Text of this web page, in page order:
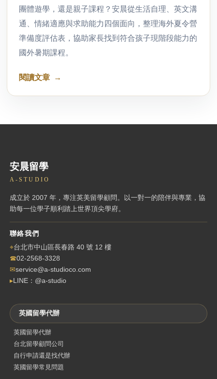
團體遊學，還是親子課程？安晨從生活自理、英文溝
通、情緒適應與求助能力四個面向，整理海外夏令營
準備度評估表，協助家長找到符合孩子現階段能力的
國外暑期課程。
閱讀文章
安晨留學
A-STUDIO
成立於 2007 年，專注英美留學顧問。以一對一的陪伴與專業，協
助每一位學子順利踏上世界頂尖學府。
聯絡我們
⌖台北市中山區長春路 40 號 12 樓
☎02-2568-3328
✉service@a-studioco.com
▸LINE：@a-studio
英國留學代辦
英國留學代辦
台北留學顧問公司
自行申請還是找代辦
英國留學常見問題